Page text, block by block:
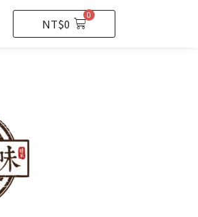
NT$0
0
購
物
籃